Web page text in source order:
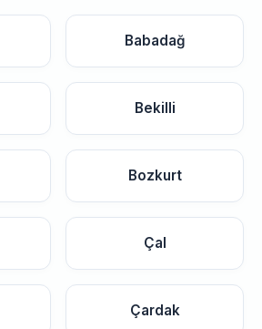
Babadağ
Bekilli
Bozkurt
Çal
Çardak